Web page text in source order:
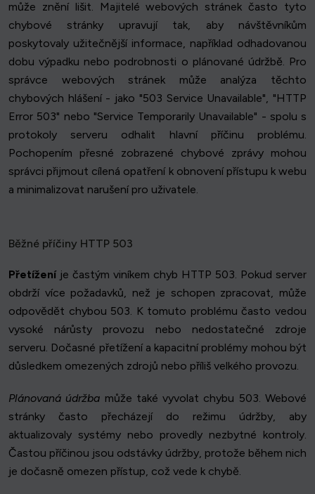
může znění lišit. Majitelé webových stránek často tyto
chybové stránky upravují tak, aby návštěvníkům
poskytovaly užitečnější informace, například odhadovanou
dobu výpadku nebo podrobnosti o plánované údržbě. Pro
správce webových stránek může analýza těchto
chybových hlášení - jako "503 Service Unavailable", "HTTP
Error 503" nebo "Service Temporarily Unavailable" - spolu s
protokoly serveru odhalit hlavní příčinu problému.
Pochopením přesné zobrazené chybové zprávy mohou
správci přijmout cílená opatření k obnovení přístupu k webu
a minimalizovat narušení pro uživatele.
Běžné příčiny HTTP 503
Přetíženíje častým viníkem chyb HTTP 503. Pokud server
obdrží více požadavků, než je schopen zpracovat, může
odpovědět chybou 503. K tomuto problému často vedou
vysoké nárůsty provozu nebo nedostatečné zdroje
serveru. Dočasné přetížení a kapacitní problémy mohou být
důsledkem omezených zdrojů nebo příliš velkého provozu.
Plánovaná údržba může také vyvolat chybu 503. Webové
stránky často přecházejí do režimu údržby, aby
aktualizovaly systémy nebo provedly nezbytné kontroly.
Častou příčinou jsou odstávky údržby, protože během nich
je dočasně omezen přístup, což vede k chybě.